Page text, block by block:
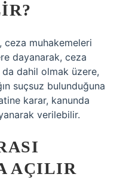
ceza muhakemeleri
dayanarak, ceza
da dahil olmak üzere,
suçsuz bulunduğuna
karar, kanunda
verilebilir.
AÇILIR